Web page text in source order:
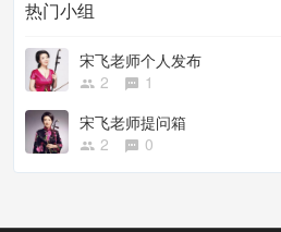
热门小组
宋飞老师个人发布
2
1
宋飞老师提问箱
2
0